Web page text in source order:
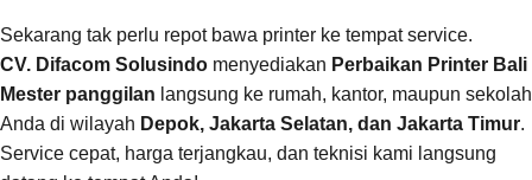
Sekarang tak perlu repot bawa printer ke tempat service.
CV. Difacom Solusindo menyediakan Perbaikan Printer Bali
Mester panggilan langsung ke rumah, kantor, maupun sekolah
Anda di wilayah Depok, Jakarta Selatan, dan Jakarta Timur.
Service cepat, harga terjangkau, dan teknisi kami langsung